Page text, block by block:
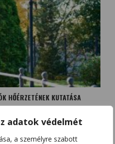
adatok védelmét
a személyre szabott
HŐÉRZETÉNEK KUTATÁSA